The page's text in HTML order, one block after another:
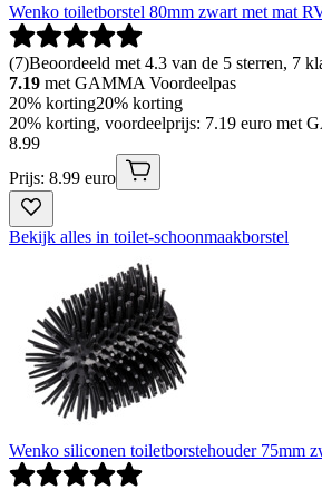
Wenko toiletborstel 80mm zwart met mat
(7)Beoordeeld met 4.3 van de 5 sterren, 7
7.19 met GAMMA Voordeelpas
20% korting20% korting
20% korting, voordeelprijs: 7.19 euro met
8.99
Prijs: 8.99 euro
Bekijk alles in toilet-schoonmaakborstel
Wenko siliconen toiletborstehouder 75mm